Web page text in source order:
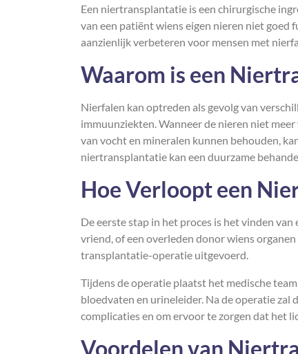
Een niertransplantatie is een chirurgische
van een patiënt wiens eigen nieren niet goed
aanzienlijk verbeteren voor mensen met
Waarom is een
Nierfalen kan optreden als gevolg van
immuunziekten. Wanneer de nieren niet
van vocht en mineralen kunnen behouden,
niertransplantatie kan een duurzame
Hoe Verloopt een
De eerste stap in het proces is het vinden
vriend, of een overleden donor wiens
transplantatie-operatie uitgevoerd.
Tijdens de operatie plaatst het medische
bloedvaten en urineleider. Na de operatie
complicaties en om ervoor te zorgen dat het
Voordelen van